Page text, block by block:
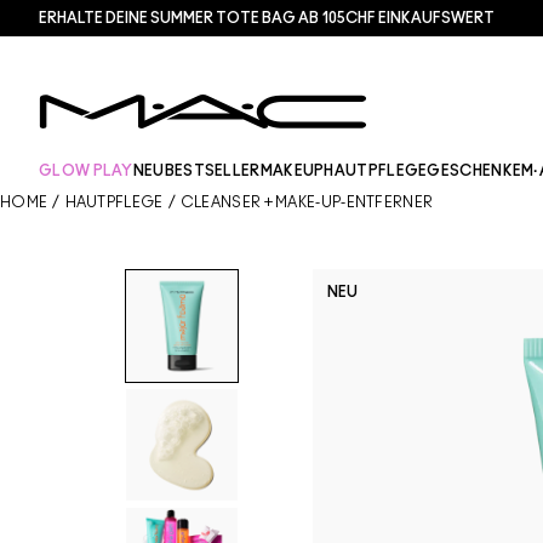
ERHALTE DEINE SUMMER TOTE BAG AB 105CHF EINKAUFSWERT​
GLOW PLAY NEU BESTSELLER MAKEUP HAUTPFLEGEGESCHENKE
HOME / HAUTPFLEGE / CLEANSER + MAKE-UP-ENTFERNER
NEU